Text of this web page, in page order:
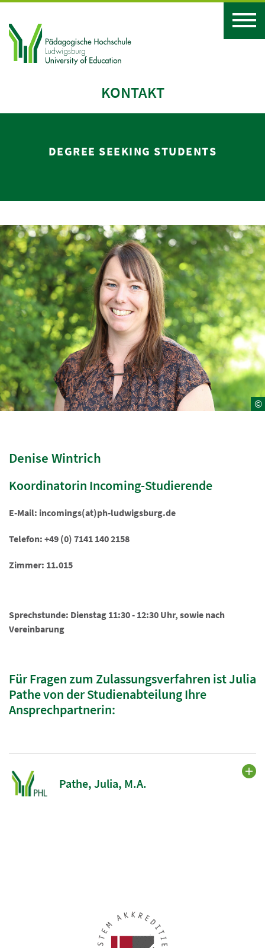
KONTAKT
DEGREE SEEKING STUDENTS
©
Denise Wintrich
Koordinatorin Incoming-Studierende
E-Mail: incomings(at)ph-ludwigsburg.de
Telefon: +49 (0) 7141 140 2158
Zimmer: 11.015
Sprechstunde: Dienstag 11:30 - 12:30 Uhr, sowie nach
Vereinbarung
Für Fragen zum Zulassungsverfahren ist Julia
Pathe von der Studienabteilung Ihre
Ansprechpartnerin:
Pathe, Julia, M.A.